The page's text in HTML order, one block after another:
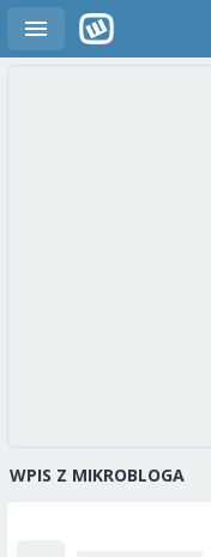
WPIS Z MIKROBLOGA